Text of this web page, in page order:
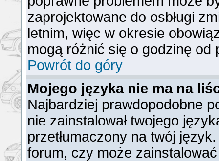
zaprojektowane do osbługi
letnim, więc w okresie
mogą różnić się o godzinę od
Powrót do góry
Mojego języka nie ma na
Najbardziej prawdopodobne
nie zainstalował twojego
przetłumaczony na twój
forum, czy może